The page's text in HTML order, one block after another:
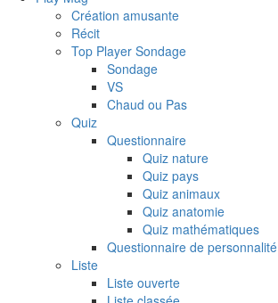
Création amusante
Récit
Top Player Sondage
Sondage
VS
Chaud ou Pas
Quiz
Questionnaire
Quiz nature
Quiz pays
Quiz animaux
Quiz anatomie
Quiz mathématiques
Questionnaire de personnalité
Liste
Liste ouverte